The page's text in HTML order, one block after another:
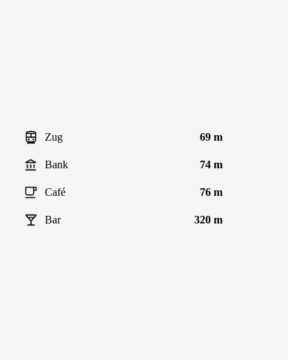
Zug 69 m
Bank 74 m
Café 76 m
Bar 320 m